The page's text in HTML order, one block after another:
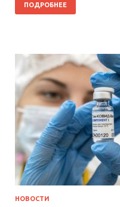
ПОДРОБНЕЕ
НОВОСТИ